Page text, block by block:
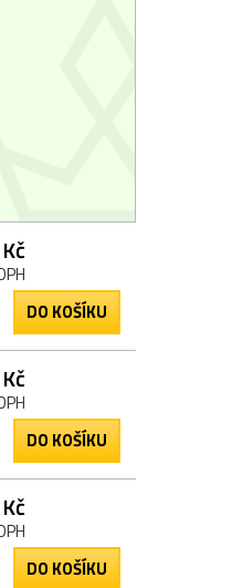
DO KOŠÍKU
DO KOŠÍKU
DO KOŠÍKU